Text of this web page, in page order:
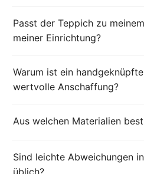
Passt der Teppich zu
meiner Einrichtung?
Warum ist ein
wertvolle Anschaffung?
Aus welchen Materialien
Sind leichte Abweichungen